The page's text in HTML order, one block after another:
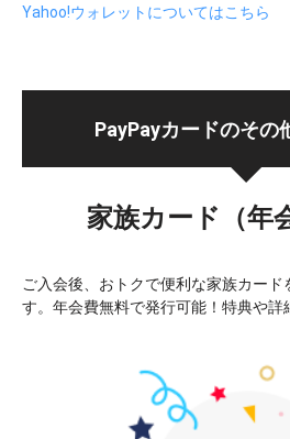
Yahoo!ウォレットについてはこちら
PayPayカードのその
家族カード（年
ご入会後、おトクで便利な家族カード
す。年会費無料で発行可能！特典や詳